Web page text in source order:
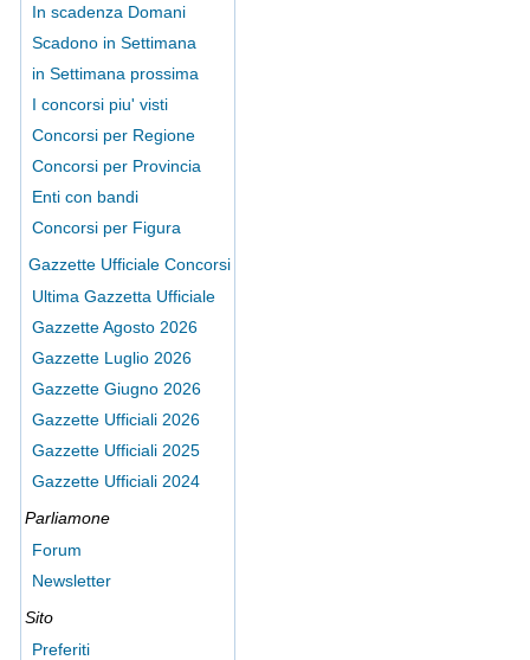
In scadenza Domani
Scadono in Settimana
in Settimana prossima
I concorsi piu' visti
Concorsi per Regione
Concorsi per Provincia
Enti con bandi
Concorsi per Figura
Gazzette Ufficiale Concorsi
Ultima Gazzetta Ufficiale
Gazzette Agosto 2026
Gazzette Luglio 2026
Gazzette Giugno 2026
Gazzette Ufficiali 2026
Gazzette Ufficiali 2025
Gazzette Ufficiali 2024
Parliamone
Forum
Newsletter
Sito
Preferiti